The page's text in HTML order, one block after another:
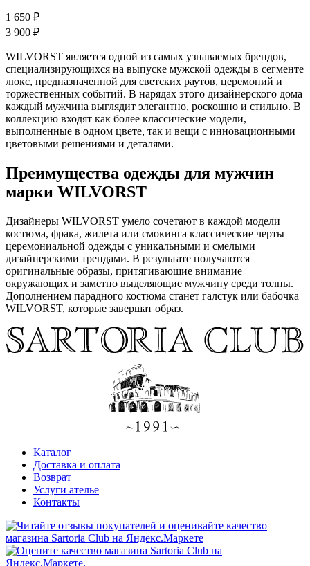
1 650 ₽
3 900 ₽
WILVORST является одной из самых узнаваемых брендов,
специализирующихся на выпуске мужской одежды в сегменте
люкс, предназначенной для светских раутов, церемоний и
торжественных событий. В нарядах этого дизайнерского дома
каждый мужчина выглядит элегантно, роскошно и стильно. В
коллекцию входят как более классические модели,
выполненные в одном цвете, так и вещи с инновационными
цветовыми решениями и деталями.
Преимущества одежды для мужчин
марки WILVORST
Дизайнеры WILVORST умело сочетают в каждой модели
костюма, фрака, жилета или смокинга классические черты
церемониальной одежды с уникальными и смелыми
дизайнерскими трендами. В результате получаются
оригинальные образы, притягивающие внимание
окружающих и заметно выделяющие мужчину среди толпы.
Дополнением парадного костюма станет галстук или бабочка
WILVORST, которые завершат образ.
Каталог
Доставка и оплата
Возврат
Услуги ателье
Контакты